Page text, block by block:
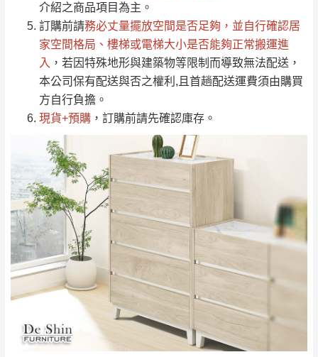
介紹之商品項目為主。
訂購前請務必丈量擺放空間是否足夠 ，並自行確認居
家空間格局、 樓梯或電梯大小是否能夠正常搬運進
入 ，若因特殊地形與建築物等限制而導致無法配送，
本公司保有配送與否之權利,且首趟配送運費須由購買
方自行負擔。
現貨+預購 ，訂購前請先確認庫存。
免 運
費
新竹
峨眉鄉、五峰鄉、
橫山、北埔鄉、尖
石鄉、寶山鄉山
區、新埔山區、芎
台北
新北
來、平溪、九份、
石門、林口 下福
里、新店山區、三
峽山區、石碇、坪
林、福隆、淡水山
區、北投湖山路、
深坑山區
$ 9,000以上：免
接單後二日內(不含例假日)，我們客服會與您
電話聯絡或E-Mail通知確認訂單。
（線上客
服 LINE → @dershin）
下單前先詢問是否現貨 ，若未詢問下單後無
現貨我們客服會再來電或E-Mail與您聯絡
（洽詢方式請搜尋 Line ID →
地區恕無法提供運送 (詳見運送規章)。
配送範圍：
苗栗至基隆；其它地區暫不開放，如因特殊
地型限制(山區、鄉、鎮、村)、樓梯太小、無
法搬運上樓等因素，導致無法配送，
保有出貨的權利。
保護物流人員的工作安全，賣家無提供吊掛
服務，若需以吊車或其他的吊掛方式吊運，
費用將由買方自行支付。
因大型傢俱有組裝、配送的問題，並非一般